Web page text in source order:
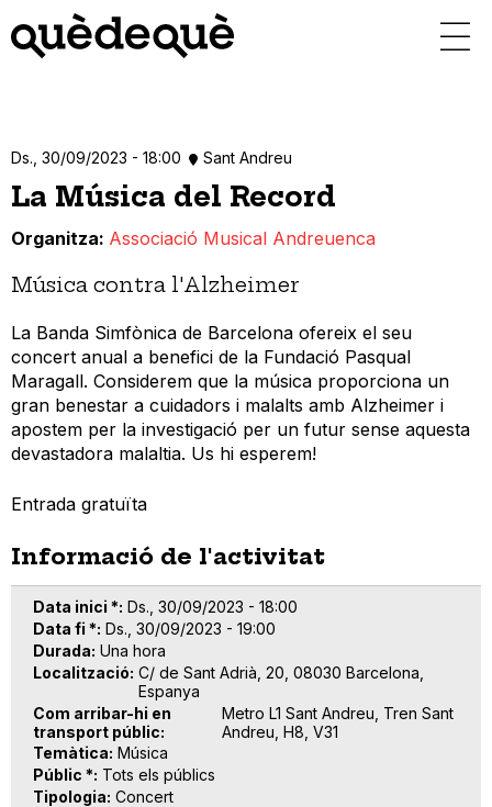
contingut
Ds., 30/09/2023 - 18:00 Sant Andreu
La Música del Record
Organitza Associació Musical Andreuenca
Música contra l'Alzheimer
La Banda Simfònica de Barcelona ofereix el seu
concert anual a benefici de la Fundació Pasqual
Maragall. Considerem que la música proporciona un
gran benestar a cuidadors i malalts amb Alzheimer i
apostem per la investigació per un futur sense aquesta
devastadora malaltia. Us hi esperem!
Entrada gratuïta
Informació de l'activitat
Data inici * Ds., 30/09/2023 - 18:00
Data fi * Ds., 30/09/2023 - 19:00
Durada Una hora
Localització C/ de Sant Adrià, 20, 08030 Barcelona,
Espanya
Com arribar-hi en
transport públic
Metro L1 Sant Andreu, Tren Sant
Andreu, H8, V31
Temàtica Música
Públic * Tots els públics
Tipologia Concert